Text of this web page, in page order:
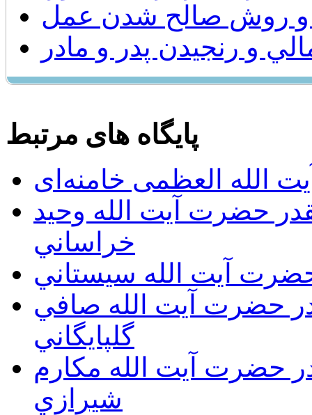
و روش صالح شدن عمل
و رنجيدن پدر و مادر
پایگاه های مرتبط
الله العظمی خامنه‌ای
حضرت آيت الله وحيد
خراساني
حضرت آيت الله سيستاني
حضرت آيت الله صافي
گلپايگاني
حضرت آيت الله مكارم
شيرازي